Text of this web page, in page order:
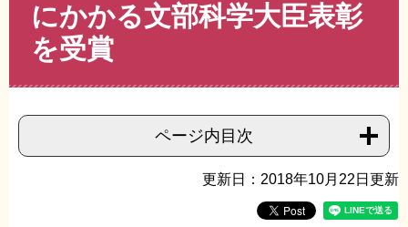
にかかる文部科学大臣表彰
を受賞
ページ内目次
更新日：2018年10月22日更新